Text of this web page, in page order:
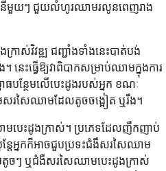
ងនីមួយៗ ជួយលំហូរឈាមរលូនពេញរាង
ស់វិវឌ្ឍ ជញ្ជាំងទាំងនេះបាត់បង់
នេះធ្វើឱ្យវាពិបាកសម្រាប់ឈាមក្នុងការ
ធបន្ថែមលើបេះដូងរបស់អ្នក ខណៈ
សរសៃឈាមដែលតូចចង្អៀត ឬរឹង។
បេះដូងក្រាស់។ ប្រភេទដែលញឹកញាប់
ែអ្នកក៏អាចជួបប្រទះជំងឺសរសៃឈាម
ៗ ឬជំងឺសរសៃឈាមបេះដូងក្រាស់